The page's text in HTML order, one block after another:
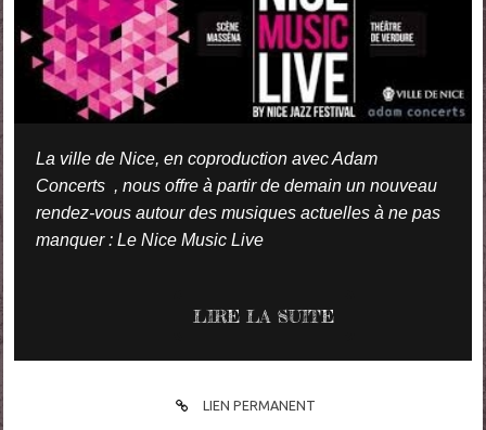
La ville de Nice, en coproduction avec Adam
Concerts , nous offre à partir de demain un nouveau
rendez-vous autour des musiques actuelles à ne pas
manquer : Le Nice Music Live
LIRE LA SUITE
LIEN PERMANENT